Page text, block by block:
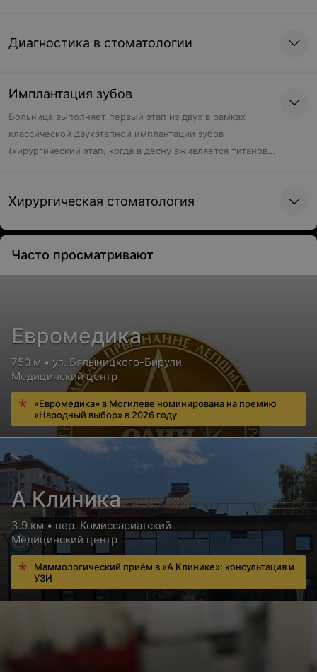
Диагностика в стоматологии
Имплантация зубов
Больница выполняет первый этап из двух в рамках
классической двухэтапной имплантации зубов
(хирургический этап, когда в десну вживляется титановый
Хирургическая стоматология
Часто просматривают
Евромедика
750 м • ул. Бялыницкого-Бирули
Медицинский центр
«Евромедика» в Могилеве номинирована на премию
«Народный выбор» в 2026 году
А Клиника
3.9 км • пер. Комиссариатский
Медицинский центр
Маммологический приём в «А Клинике»: консультация и
УЗИ